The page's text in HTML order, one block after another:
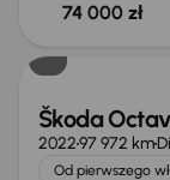
74 000 zł
Škoda
202297 972 km
Od pierwszego